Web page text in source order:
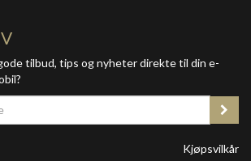
tilbud, tips og nyheter direkte til din e-
Kjøpsvilkår